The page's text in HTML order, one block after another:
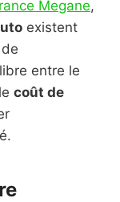
Megane,
existent
entre le
coût de